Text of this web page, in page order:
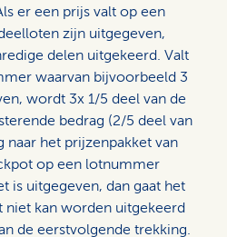
er een prijs valt op een
zijn uitgegeven,
delen uitgekeerd. Valt
waarvan bijvoorbeeld 3
wordt 3x 1/5 deel van de
bedrag (2/5 deel van
naar het prijzenpakket van
op een lotnummer
is uitgegeven, dan gaat het
niet kan worden uitgekeerd
de eerstvolgende trekking.